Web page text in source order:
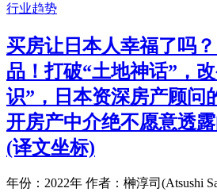
行业趋势
买房让日本人幸福了吗
品！打破“土地神话”，
识”，日本资深房产顾问
开房产中介绝不愿意透露
(译文坐标)
年份：2022年 作者：榊淳司(Atsushi